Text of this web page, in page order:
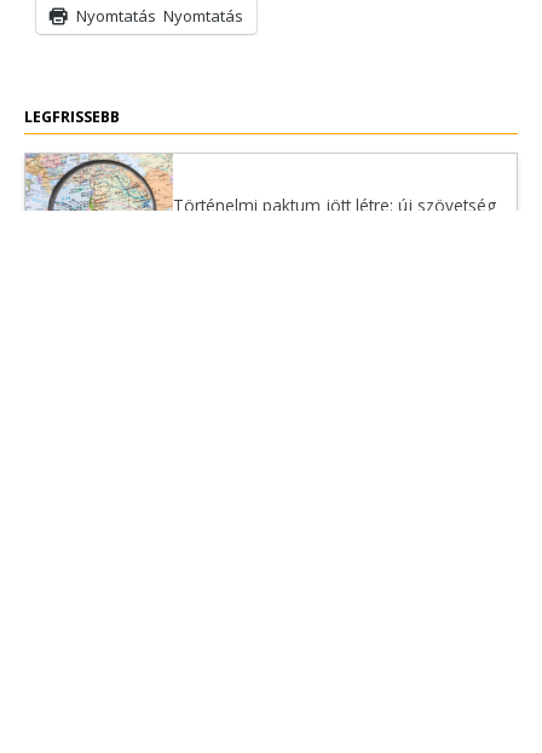
Nyomtatás Nyomtatás
LEGFRISSEBB
Történelmi paktum jött létre: új szövetség